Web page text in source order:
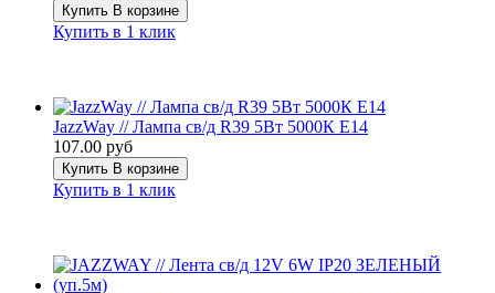
Купить В корзине
Купить в 1 клик
JazzWay // Лампа св/д R39 5Вт 5000К E14
107.00 руб
Купить В корзине
Купить в 1 клик